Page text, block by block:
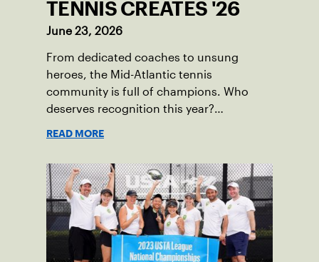
TENNIS CREATES '26
June 23, 2026
From dedicated coaches to unsung
heroes, the Mid-Atlantic tennis
community is full of champions. Who
deserves recognition this year?
READ MORE